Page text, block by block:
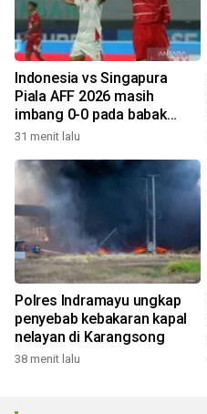
Indonesia vs Singapura
Piala AFF 2026 masih
imbang 0-0 pada babak
pertama
31 menit lalu
Polres Indramayu ungkap
penyebab kebakaran kapal
nelayan di Karangsong
38 menit lalu